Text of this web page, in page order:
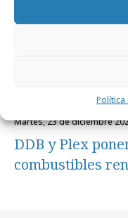
Política
martes, 23 de diciembre
DDB y Plex
combustibles